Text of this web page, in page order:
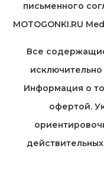
письменного
MOTOGONKI.RU
Все
Информация о
офертой.